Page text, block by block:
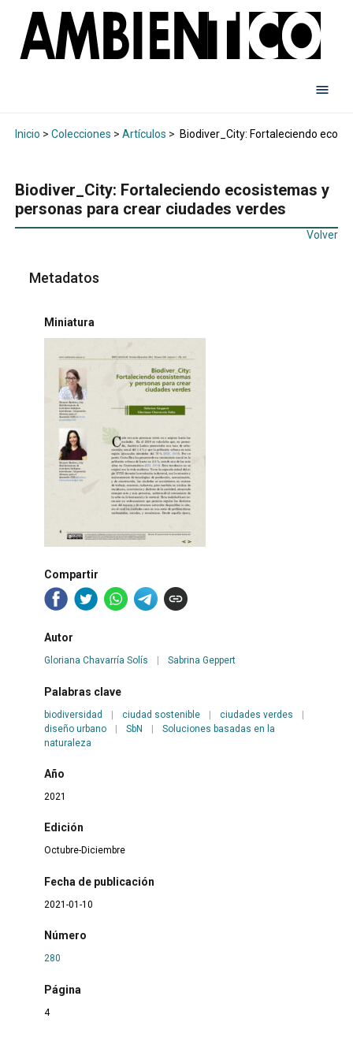
Inicio > Colecciones > Artículos > Biodiver_City: Fortaleciendo
Biodiver_City: Fortaleciendo ecosistemas y
personas para crear ciudades verdes
Volver
Metadatos
Miniatura
Compartir
Autor
Gloriana Chavarría Solís Sabrina Geppert
Palabras clave
biodiversidad | ciudad sostenible | ciudades verdes
|
diseño urbano
| SbN |
Soluciones basadas en la
naturaleza
Año
2021
Edición
Octubre-Diciembre
Fecha de publicación
2021-01-10
Número
280
Página
4